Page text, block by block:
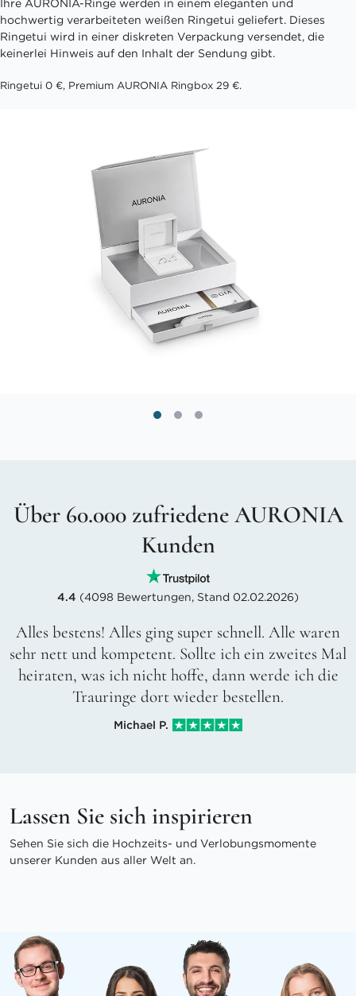
Ihre AURONIA-Ringe werden in einem eleganten und
hochwertig verarbeiteten weißen Ringetui geliefert. Dieses
Ringetui wird in einer diskreten Verpackung versendet, die
keinerlei Hinweis auf den Inhalt der Sendung gibt.
Ringetui 0 €, Premium AURONIA Ringbox 29 €.
Über 60.000 zufriedene AURONIA
Kunden
4.4 (4098 Bewertungen, Stand 02.02.2026)
Alles bestens! Alles ging super schnell. Alle waren
sehr nett und kompetent. Sollte ich ein zweites Mal
heiraten, was ich nicht hoffe, dann werde ich die
Trauringe dort wieder bestellen.
Michael P.
Lassen Sie sich inspirieren
Sehen Sie sich die Hochzeits- und Verlobungsmomente
unserer Kunden aus aller Welt an.